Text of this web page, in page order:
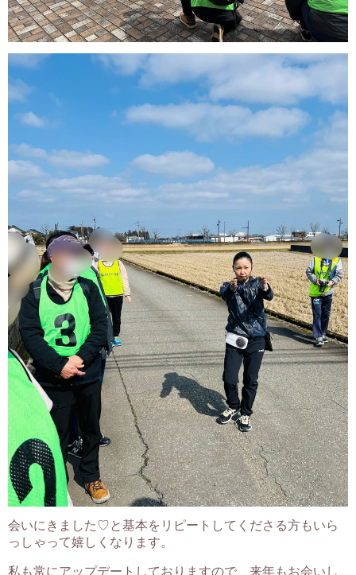
会いにきました♡と基本をリピートしてくださる方もいら
っしゃって嬉しくなります。
私も常にアップデートしておりますので、来年もお会いし